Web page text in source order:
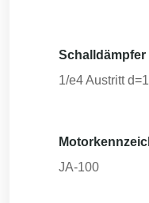
Schalldämpfer
1/e4 Austritt
JA-100